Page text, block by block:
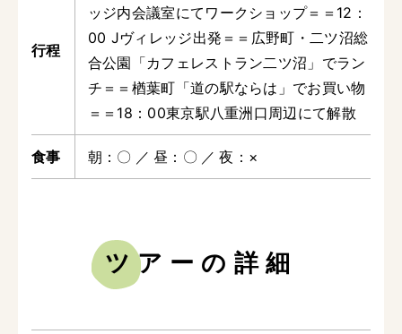
ッジ内会議室にてワークショップ＝＝12：
00 Jヴィレッジ出発＝＝広野町・二ツ沼総
合公園「カフェレストラン二ツ沼」でラン
チ＝＝楢葉町「道の駅ならは」でお買い物
＝＝18：00東京駅八重洲口周辺にて解散
朝 〇 昼 〇 夜 ×
ツアーの詳細